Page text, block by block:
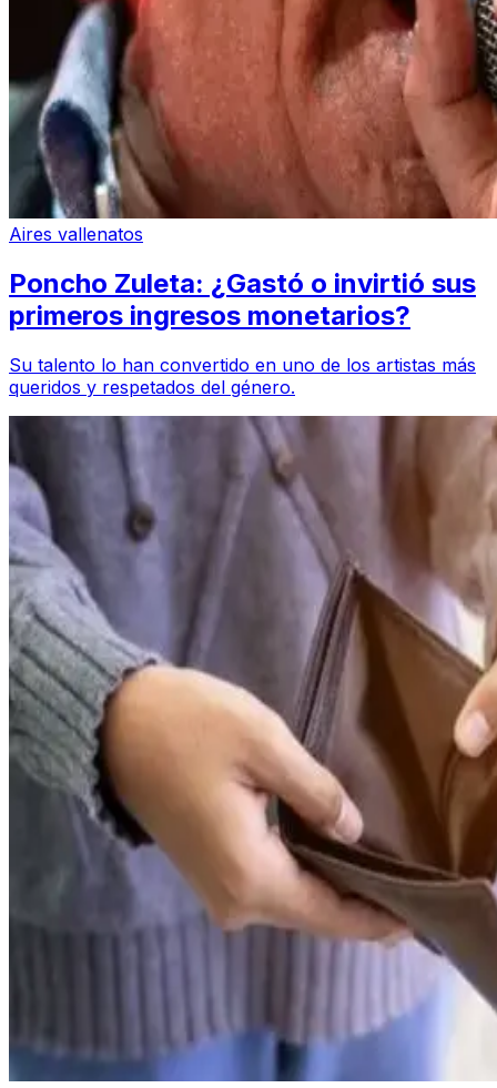
Aires vallenatos
Poncho Zuleta: ¿Gastó o invirtió sus
primeros ingresos monetarios?
Su talento lo han convertido en uno de los artistas más
queridos y respetados del género.